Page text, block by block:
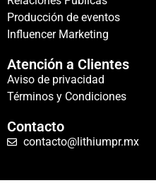
Producción de eventos
Influencer Marketing
Atención a Clientes
Aviso de privacidad
Términos y Condiciones
Contacto
contacto@lithiumpr.mx